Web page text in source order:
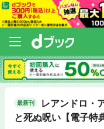
最新刊
レアンドロ・
と死ぬ呪い【電子特